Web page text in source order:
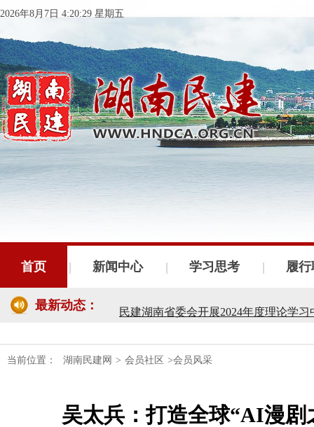
2026年8月7日 4:20:30 星期五
首页 新闻中心 学习思考 履
最新动态：
民建湖南省十届十次常委会议召开
民建湖南省委会开展2024年度理论学
民建湖南省委会召开全省组织建设工作
当前位置： 湖南民建网 > 会员社区 >会员风采
吴太兵：打造全球“AI漫